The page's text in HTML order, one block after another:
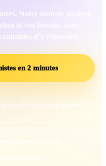
Notre moteur analyse
et vos besoins pour
d’y répondre.
en 2 minutes
et la comparaison